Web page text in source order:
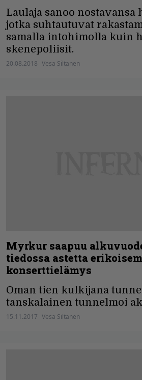
Laulaja sanoo nostavansa
jotka suhtautuvat
samalla intohimolla kuin
skenepoliisit.
20.08.2018 Vesa Siltanen
Myrkur saapuu
tiedossa astetta
konserttielämys
Oman tien kulkijana
tanskalainen tunnelmoi
15.11.2017 Vesa Siltanen